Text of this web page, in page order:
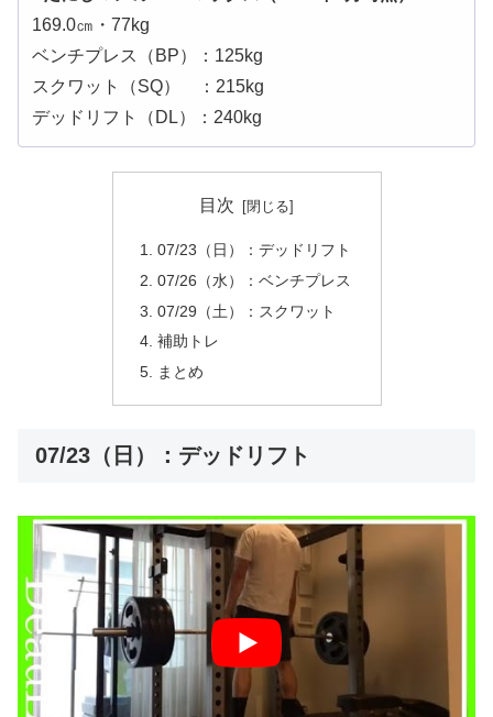
169.0㎝・77kg
ベンチプレス（BP）：125kg
スクワット（SQ） ：215kg
デッドリフト（DL）：240kg
目次
07/23（日）：デッドリフト
07/26（水）：ベンチプレス
07/29（土）：スクワット
補助トレ
まとめ
07/23（日）：デッドリフト